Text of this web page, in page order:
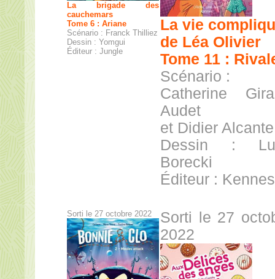
La brigade des
cauchemars
Tome 6 : Ariane
Scénario : Franck Thilliez
Dessin : Yomgui
Éditeur : Jungle
La vie
de Léa Olivier
Tome 11 :
Scénario :
Catherine
Audet
et Didier Alcante
Dessin :
Borecki
Éditeur : Kennes
Sorti le 27 octobre 2022
Sorti le 27
2022